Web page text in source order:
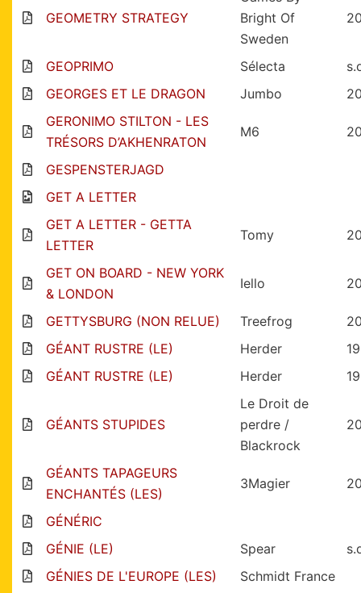
GEOMETRY STRATEGY
Bright Of
Sweden
GEOPRIMO Sélecta
GEORGES ET LE DRAGON
Jumbo
GERONIMO STILTON - LES
TRÉSORS D’AKHENRATON
M6
GESPENSTERJAGD
GET A LETTER
GET A LETTER - GETTA
LETTER
Tomy
GET ON BOARD - NEW YORK
& LONDON
Iello
GETTYSBURG (NON RELUE) Treefrog
GÉANT RUSTRE (LE)
Herder
GÉANT RUSTRE (LE)
Herder
GÉANTS STUPIDES
Le Droit de
perdre /
Blackrock
GÉANTS TAPAGEURS
ENCHANTÉS (LES)
3Magier
GÉNÉRIC
GÉNIE (LE)
Spear
GÉNIES DE L'EUROPE (LES)
Schmidt France